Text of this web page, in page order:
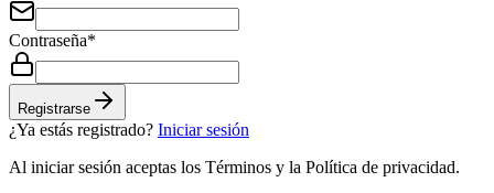
Contraseña*
Registrarse
¿Ya estás registrado? Iniciar sesión
Al iniciar sesión aceptas los Términos y la Política de privacidad.